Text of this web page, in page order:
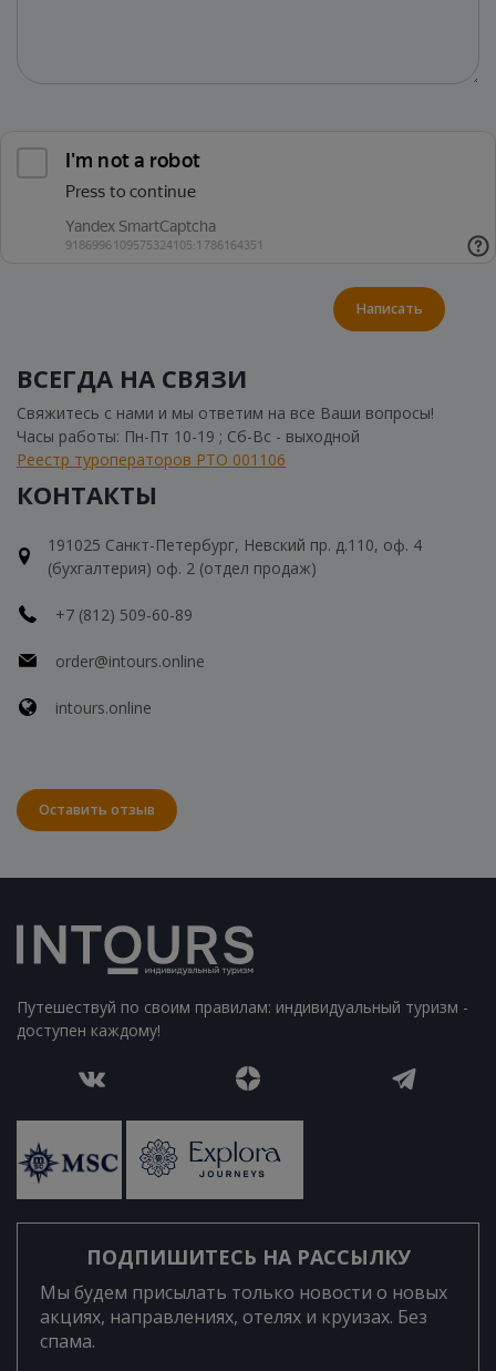
Написать
ВСЕГДА НА СВЯЗИ
Свяжитесь с нами и мы ответим на все Ваши вопросы!
Часы работы: Пн-Пт 10-19 ; Сб-Вс - выходной
Реестр туроператоров РТО 001106
КОНТАКТЫ
191025 Санкт-Петербург, Невский пр. д.110, оф. 4
(бухгалтерия) оф. 2 (отдел продаж)
+7 (812) 509-60-89
order@intours.online
intours.online
Оставить отзыв
Путешествуй по своим правилам: индивидуальный туризм -
доступен каждому!
ПОДПИШИТЕСЬ НА РАССЫЛКУ
Мы будем присылать только новости о новых
акциях, направлениях, отелях и круизах. Без
спама.